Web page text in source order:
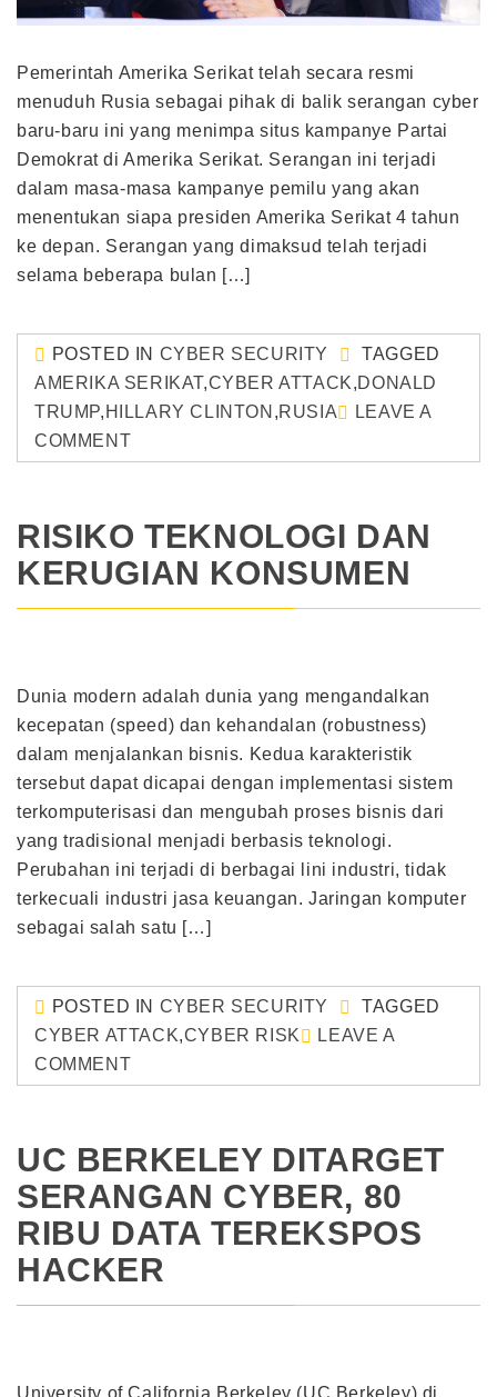
Pemerintah Amerika Serikat telah secara resmi
menuduh Rusia sebagai pihak di balik serangan cyber
baru-baru ini yang menimpa situs kampanye Partai
Demokrat di Amerika Serikat. Serangan ini terjadi
dalam masa-masa kampanye pemilu yang akan
menentukan siapa presiden Amerika Serikat 4 tahun
ke depan. Serangan yang dimaksud telah terjadi
selama beberapa bulan […]
POSTED IN CYBER SECURITY
TAGGED
AMERIKA SERIKAT,CYBER ATTACK,DONALD
TRUMP, HILLARY CLINTON ,RUSIA
LEAVE A
COMMENT
RISIKO TEKNOLOGI DAN
KERUGIAN KONSUMEN
Dunia modern adalah dunia yang mengandalkan
kecepatan (speed) dan kehandalan (robustness)
dalam menjalankan bisnis. Kedua karakteristik
tersebut dapat dicapai dengan implementasi sistem
terkomputerisasi dan mengubah proses bisnis dari
yang tradisional menjadi berbasis teknologi.
Perubahan ini terjadi di berbagai lini industri, tidak
terkecuali industri jasa keuangan. Jaringan komputer
sebagai salah satu […]
POSTED IN CYBER SECURITY
TAGGED
CYBER ATTACK,CYBER RISK
LEAVE A
COMMENT
UC BERKELEY DITARGET
SERANGAN CYBER, 80
RIBU DATA TEREKSPOS
HACKER